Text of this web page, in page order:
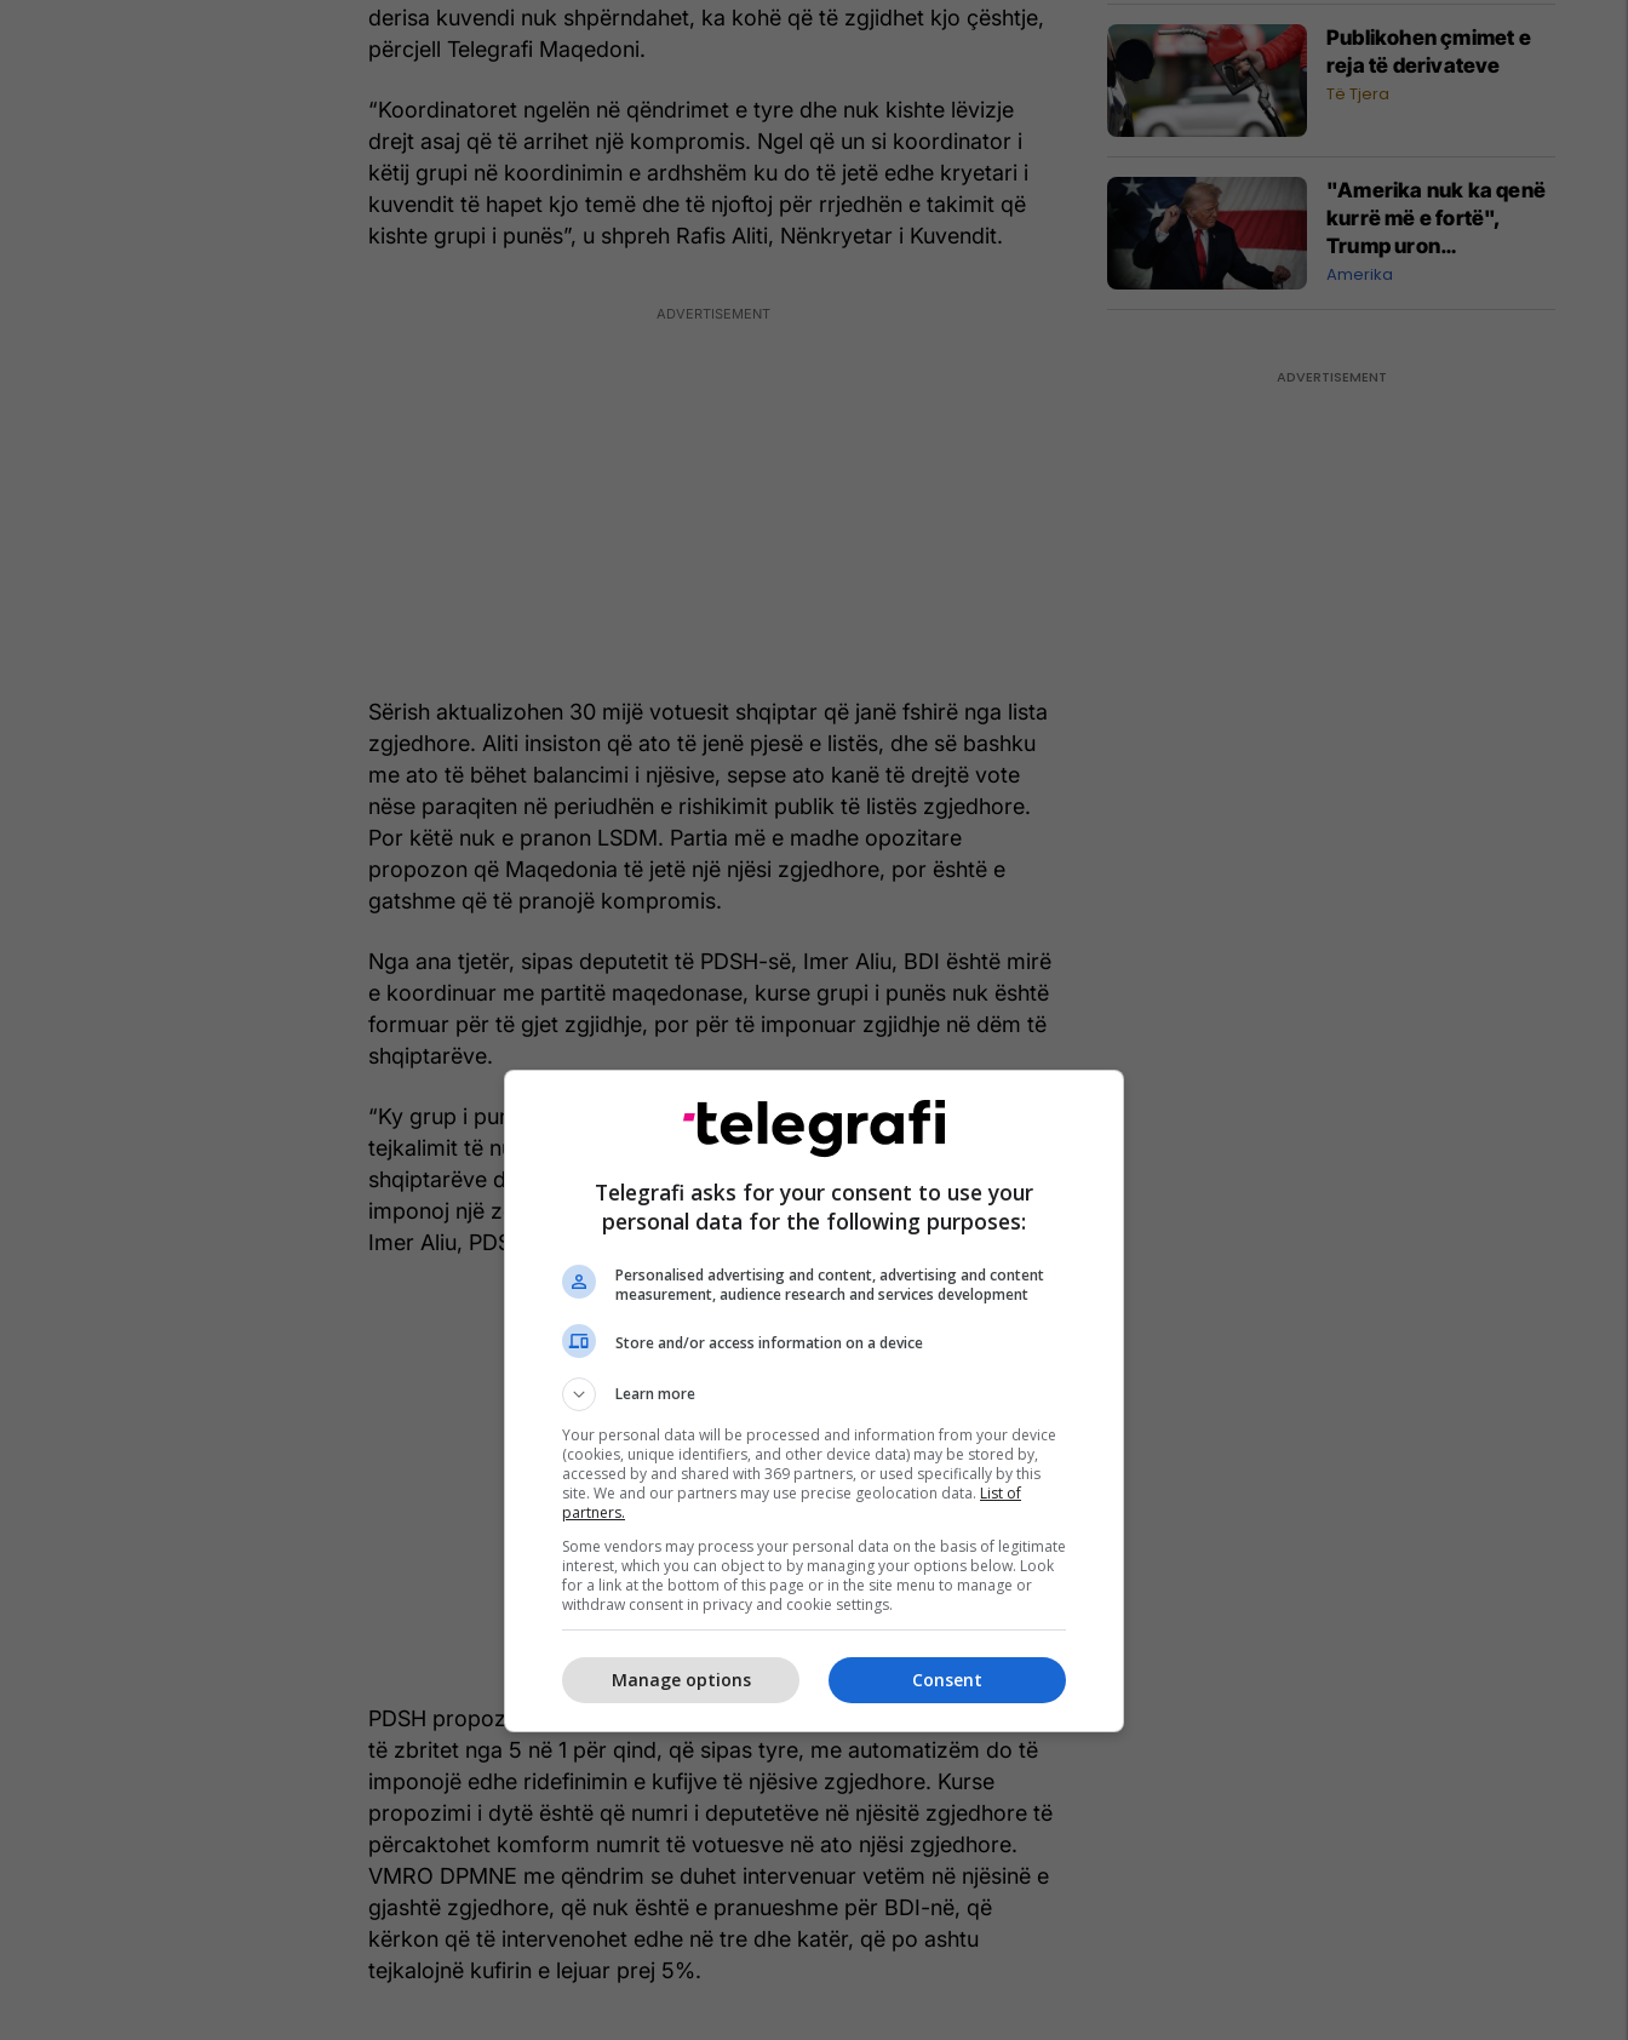
derisa kuvendi nuk shpërndahet, ka kohë që të zgjidhet kjo çështje,
përcjell Telegrafi Maqedoni.
“Koordinatoret ngelën në qëndrimet e tyre dhe nuk kishte lëvizje
drejt asaj që të arrihet një kompromis. Ngel që un si koordinator i
këtij grupi në koordinimin e ardhshëm ku do të jetë edhe kryetari i
kuvendit të hapet kjo temë dhe të njoftoj për rrjedhën e takimit që
kishte grupi i punës”, u shpreh Rafis Aliti, Nënkryetar i Kuvendit.
Sërish aktualizohen 30 mijë votuesit shqiptar që janë fshirë nga lista
zgjedhore. Aliti insiston që ato të jenë pjesë e listës, dhe së bashku
me ato të bëhet balancimi i njësive, sepse ato kanë të drejtë vote
nëse paraqiten në periudhën e rishikimit publik të listës zgjedhore.
Por këtë nuk e pranon LSDM. Partia më e madhe opozitare
propozon që Maqedonia të jetë një njësi zgjedhore, por është e
gatshme që të pranojë kompromis.
Nga ana tjetër, sipas deputetit të PDSH-së, Imer Aliu, BDI është mirë
e koordinuar me partitë maqedonase, kurse grupi i punës nuk është
formuar për të gjet zgjidhje, por për të imponuar zgjidhje në dëm të
shqiptarëve.
“Ky grup i punës nuk ka qëllim që realisht të zgjedh çështjen e
tejkalimit të numrit të votuesve dhe barazisë të votave të
shqiptarëve dhe të maqedonasve, por përkundrazi, të tentojë të
imponoj një zgjidhje e cila do jetë e dëmshme për shqiptarët”, tha
Imer Aliu, PDSH.
PDSH propozon që pragu i numrit të votuesve në njësitë zgjedhore
të zbritet nga 5 në 1 për qind, që sipas tyre, me automatizëm do të
imponojë edhe ridefinimin e kufijve të njësive zgjedhore. Kurse
propozimi i dytë është që numri i deputetëve në njësitë zgjedhore të
përcaktohet komform numrit të votuesve në ato njësi zgjedhore.
VMRO DPMNE me qëndrim se duhet intervenuar vetëm në njësinë e
gjashtë zgjedhore, që nuk është e pranueshme për BDI-në, që
kërkon që të intervenohet edhe në tre dhe katër, që po ashtu
tejkalojnë kufirin e lejuar prej 5%.
Publikohen çmimet e
reja të derivateve
Të Tjera
"Amerika nuk ka qenë
kurrë më e fortë",
Trump uron
Pavarësinë me një
Amerika
Telegrafi asks for your consent to use your
personal data for the following purposes:
Personalised advertising and content, advertising and content
measurement, audience research and services development
Store and/or access information on a device
Learn more
Your personal data will be processed and information from your device
(cookies, unique identifiers, and other device data) may be stored by,
accessed by and shared with 369 partners, or used specifically by this
site. We and our partners may use precise geolocation data. List of
partners.
Some vendors may process your personal data on the basis of legitimate
interest, which you can object to by managing your options below. Look
for a link at the bottom of this page or in the site menu to manage or
withdraw consent in privacy and cookie settings.
Consent
Manage options